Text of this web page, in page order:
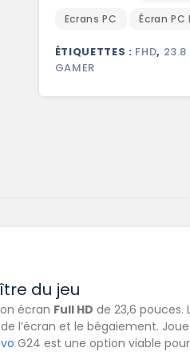
Ecrans PC
Écran PC
ÉTIQUETTES : FHD, 23.8
GAMER
du jeu
écran Full HD de 23,6 pouces.
l’écran et le bégaiement.
G24 est une option viable